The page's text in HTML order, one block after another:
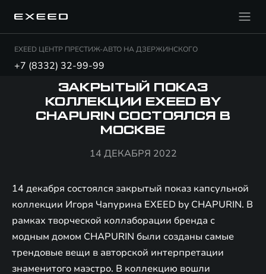
EXEED ЦЕНТР ПРЕСТИЖ-АВТО НА ДЗЕРЖИНСКОГО
+7 (8332) 32-99-99
ЗАКРЫТЫЙ ПОКАЗ
КОЛЛЕКЦИИ EXEED BY
CHAPURIN СОСТОЯЛСЯ В
МОСКВЕ
14 ДЕКАБРЯ 2022
14 декабря состоялся закрытый показ капсульной
коллекции Игоря Чапурина EXEED by CHAPURIN. В
рамках творческой коллаборации бренда с
модным домом CHAPURIN были созданы самые
трендовые вещи в авторской интерпретации
знаменитого маэстро. В коллекцию вошли